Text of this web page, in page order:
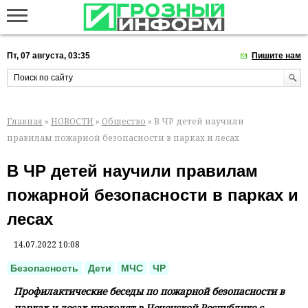
Пт, 07 августа, 03:35 Пишите нам
Главная » НОВОСТИ » Общество » В ЧР детей научили
правилам пожарной безопасности в парках и лесах
В ЧР детей научили правилам
пожарной безопасности в парках и
лесах
14.07.2022 10:08
Безопасность Дети МЧС ЧР
Профилактические беседы по пожарной безопасности в